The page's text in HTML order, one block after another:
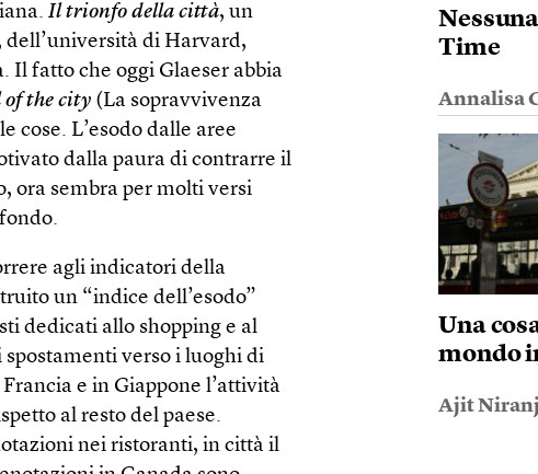
Il trionfo della città, un
dell’università di Harvard,
Il fatto che oggi Glaeser abbia
of the city (La sopravvivenza
cose. L’esodo dalle aree
dalla paura di contrarre il
ora sembra per molti versi
agli indicatori della
un “indice dell’esodo”
dedicati allo shopping e al
verso i luoghi di
e in Giappone l’attività
al resto del paese.
nei ristoranti, in città il
Time
Annalisa
Una
mondo
Ajit